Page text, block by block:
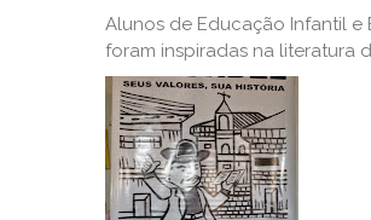
Alunos de Educação Infantil e
foram inspiradas na literatura